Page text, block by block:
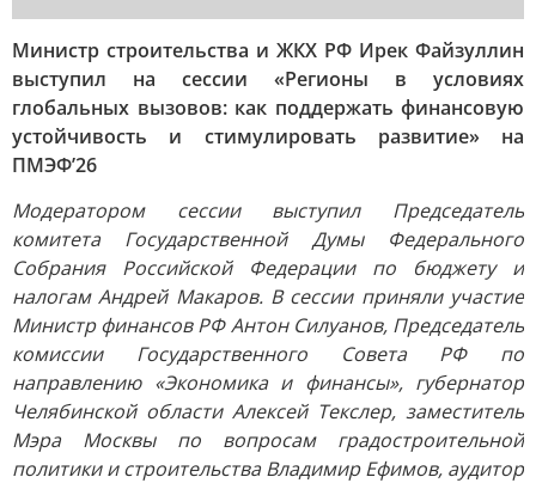
Министр строительства и ЖКХ РФ Ирек Файзуллин
выступил на сессии «Регионы в условиях
глобальных вызовов: как поддержать финансовую
устойчивость и стимулировать развитие» на
ПМЭФ’26
Модератором сессии выступил Председатель
комитета Государственной Думы Федерального
Собрания Российской Федерации по бюджету и
налогам Андрей Макаров. В сессии приняли участие
Министр финансов РФ Антон Силуанов, Председатель
комиссии Государственного Совета РФ по
направлению «Экономика и финансы», губернатор
Челябинской области Алексей Текслер, заместитель
Мэра Москвы по вопросам градостроительной
политики и строительства Владимир Ефимов, аудитор